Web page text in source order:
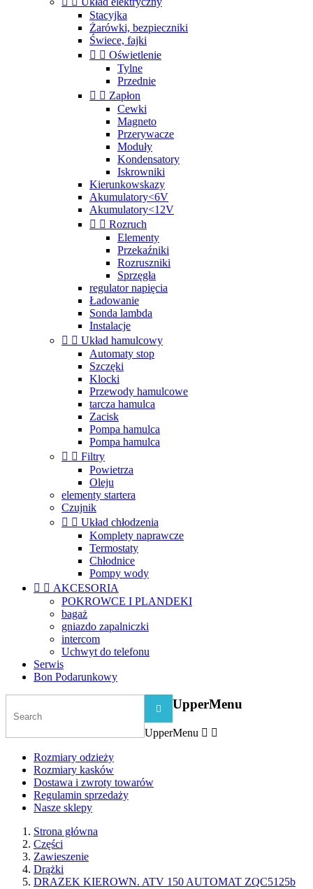
Stacyjka
Żarówki, bezpieczniki
Świece, fajki
  Oświetlenie
Tylne
Przednie
  Zapłon
Cewki
Magneto
Przerywacze
Moduły
Kondensatory
Iskrowniki
Kierunkowskazy
Akumulatory<6V
Akumulatory<12V
  Rozruch
Elementy
Przekaźniki
Rozruszniki
Sprzęgła
regulator napięcia
Ładowanie
Sonda lambda
Instalacje
  Układ hamulcowy
Automaty stop
Szczęki
Klocki
Przewody hamulcowe
tarcza hamulca
Zacisk
Pompa hamulca
Pompa hamulca
  Filtry
Powietrza
Oleju
elementy startera
Czujnik
  Układ chłodzenia
Komplety naprawcze
Termostaty
Chłodnice
Pompy wody
  AKCESORIA
POKROWCE I PLANDEKI
bagaż
gniazdo zapalniczki
intercom
Uchwyt do telefonu
Serwis
Bon Podarunkowy
 UpperMenu
UpperMenu  
Rozmiary odzieży
Rozmiary kasków
Dostawa i zwroty towarów
Regulamin sprzedaży
Nasze sklepy
Strona główna
Części
Zawieszenie
Drążki
DRAZEK KIEROWN. ATV 150 AUTOMAT ZQC5125b